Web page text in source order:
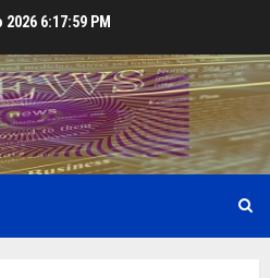
2026 6:18:01 PM